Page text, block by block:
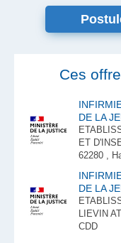
Ces
DE LA
ET
62280 ,
DE LA
LIEVIN
CDD